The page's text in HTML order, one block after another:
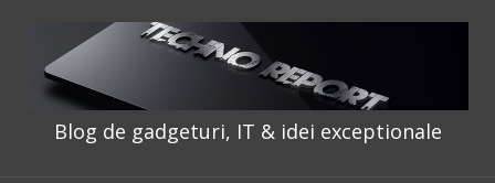
content
Blog de gadgeturi, IT & idei exceptionale